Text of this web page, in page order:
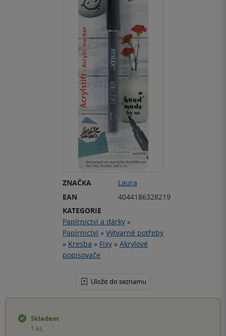
ZNAČKA
Laura
EAN
4044186328219
KATEGORIE
Papírnictví a dárky »
Papírnictví » Výtvarné potřeby
» Kresba » Fixy » Akrylové
popisovače
Uložit do seznamu
Skladem
1 ks